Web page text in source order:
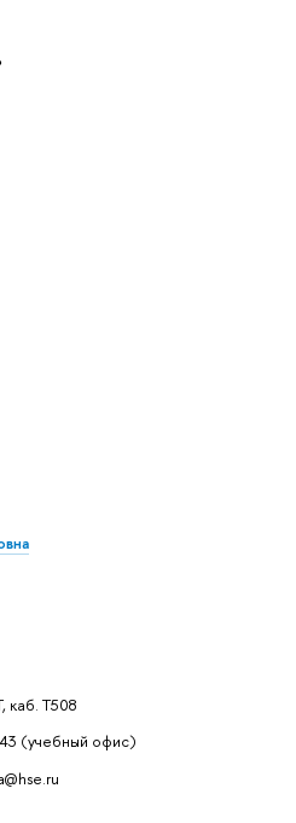
каб. Т508
(учебный офис)